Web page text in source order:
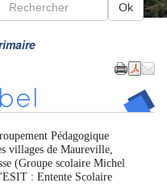
Pédagogique
villages de Maureville,
(Groupe scolaire Michel
: Entente Scolaire